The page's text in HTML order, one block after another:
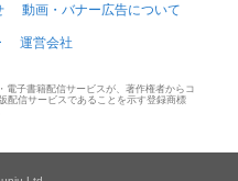
動画・バナー広告について
運営会社
電子書籍配信サービスが、著作権者からコ
配信サービスであることを示す登録商標